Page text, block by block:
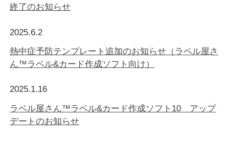
終了のお知らせ
2025.6.2
熱中症予防テンプレート追加のお知らせ（ラベル屋さ
ん™ラベル&カード作成ソフト向け）
2025.1.16
ラベル屋さん™ラベル&カード作成ソフト10 アップ
デートのお知らせ